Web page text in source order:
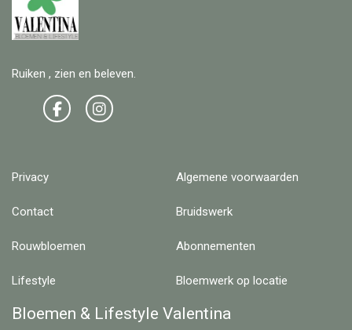
Ruiken , zien en beleven.
Privacy Algemene voorwaarden
Contact Bruidswerk
Rouwbloemen Abonnementen
Lifestyle Bloemwerk op locatie
Bloemen & Lifestyle Valentina